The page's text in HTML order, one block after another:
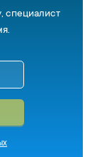
специалист